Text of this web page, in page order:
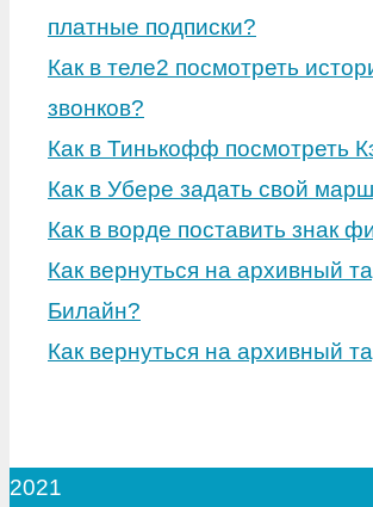
платные подписки?
Как в теле2 посмотреть
звонков?
Как в Тинькофф посмотреть
Как в Убере задать свой
Как в ворде поставить знак
Как вернуться на архивный
Билайн?
Как вернуться на архивный
2021